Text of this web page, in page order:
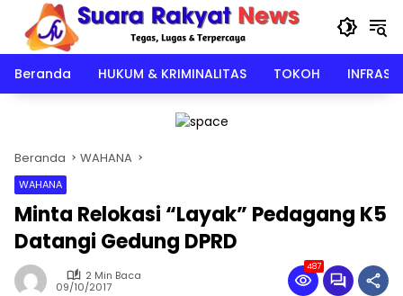
Langsung
konten
Beranda
HUKUM & KRIMINALITAS TOKOH
Beranda WAHANA
WAHANA
Minta Relokasi “Layak” Pedagang K5
Datangi Gedung DPRD
2 Min Baca
09/10/2017
487